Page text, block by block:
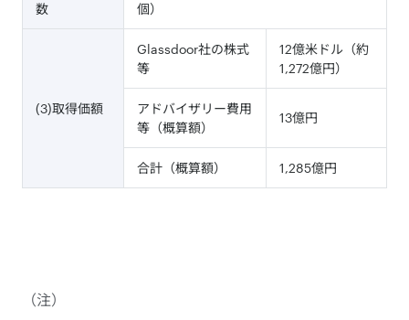
数
個）
(3)取得価額
Glassdoor社の株式
等
12億米ドル（約
1,272億円）
アドバイザリー費用
等（概算額）
13億円
合計（概算額） 1,285億円
（注）